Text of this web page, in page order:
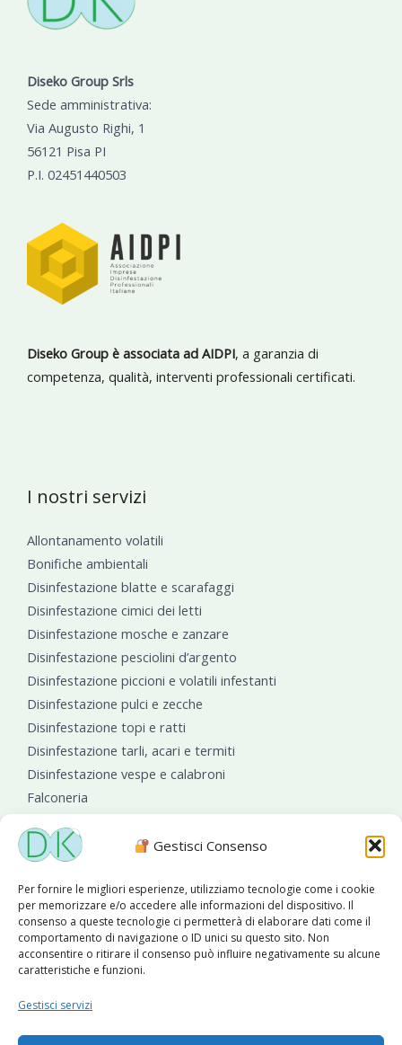
Gestisci Consenso
Per fornire le migliori esperienze, utilizziamo tecnologie come i cookie
per memorizzare e/o accedere alle informazioni del dispositivo. Il
consenso a queste tecnologie ci permetterà di elaborare dati come il
comportamento di navigazione o ID unici su questo sito. Non
acconsentire o ritirare il consenso può influire negativamente su alcune
caratteristiche e funzioni.
Gestisci servizi
Diseko Group Srls
Sede amministrativa:
Via Augusto Righi, 1
56121 Pisa PI
P.I. 02451440503
Diseko Group è associata ad AIDPI, a garanzia di
competenza, qualità, interventi professionali certificati.
I nostri servizi
Allontanamento volatili
Bonifiche ambientali
Disinfestazione blatte e scarafaggi
Disinfestazione cimici dei letti
Disinfestazione mosche e zanzare
Disinfestazione pesciolini d’argento
Disinfestazione piccioni e volatili infestanti
Disinfestazione pulci e zecche
Disinfestazione topi e ratti
Disinfestazione tarli, acari e termiti
Disinfestazione vespe e calabroni
Falconeria